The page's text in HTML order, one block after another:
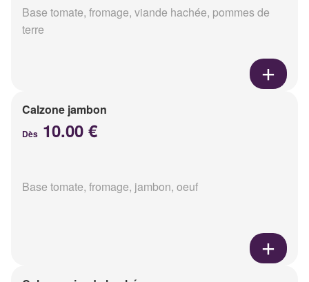
Base tomate, fromage, viande hachée, pommes de
terre
Calzone jambon
Dès 10.00 €
Base tomate, fromage, jambon, oeuf